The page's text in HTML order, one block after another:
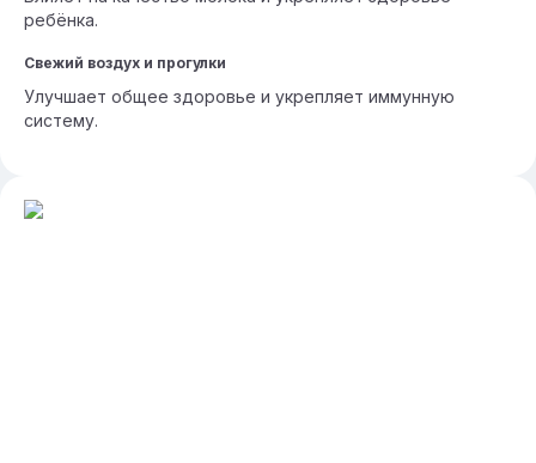
ребёнка.
Свежий воздух и прогулки
Улучшает общее здоровье и укрепляет иммунную
систему.